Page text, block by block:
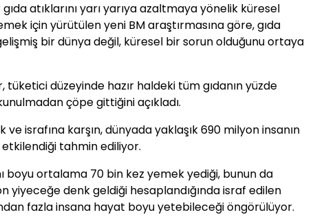
gıda atıklarını yarı yarıya azaltmaya yönelik küresel
için yürütülen yeni BM araştırmasına göre, gıda
bir dünya değil, küresel bir sorun olduğunu ortaya
tüketici düzeyinde hazır haldeki tüm gıdanın yüzde
çöpe gittiğini açıkladı.
ve israfına karşın, dünyada yaklaşık 690 milyon insanın
tahmin ediliyor.
boyu ortalama 70 bin kez yemek yediği, bunun da
yiyeceğe denk geldiği hesaplandığında israf edilen
fazla insana hayat boyu yetebileceği öngörülüyor.